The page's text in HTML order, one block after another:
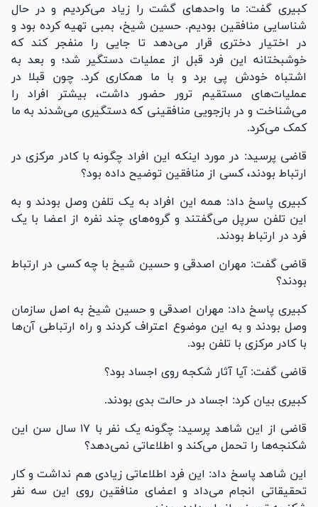
کبیری گفت: ما واحد‌های گشت را زیاد می‌کردیم و در حال
شناسایی منافقین بودیم. حسین شیخ، بمبی تهیه کرده بود و
در اختیار دختری قرار می‌دهد تا جایی را منفجر کند که
خوشبختانه این فرد قبل از عملیات دستگیر شد؛ و بعد به
اشتباه خودش پی برد و با ما همکاری کرد. چون قبلا در
عملیات‌های مستقیم ترور حضور داشت، بیشتر افراد را
می‌شناخت و در بازجویی منافقینی که دستگیری می‌شدند به ما
کمک می‌کرد.
قاضی پرسید: در مورد اینکه این افراد چگونه با کادر مرکزی در
ارتباط بودند، کسی از منافقین توضیح داده بود؟
کبیری پاسخ داد: همه این افراد به یک تلفن وصل بودند و به
این تلفن سرپل می‌گفتند و گروه‌های چند نفره از اعضا با یک
فرد در ارتباط بودند.
قاضی گفت: مهران اصدقی و حسین شیخ با چه کسی در ارتباط
بودند؟
کبیری پاسخ داد: مهران اصدقی و حسین شیخ به اصل سازمان
وصل بودند و به این موضوع اعتراف کردند و راه ارتباطی آن‌ها
با کادر مرکزی با تلفن بود.
قاضی گفت: آیا آثار شکجه روی اجساد بود؟
کبیری بیان کرد: اجساد در حالت بدی بودند.
قاضی از این شاهد پرسید: چگونه یک نفر با ۱۷ سال سن این
شکنجه‌ها را تحمل می‌کند و اطلاعاتی نمی‌دهد؟
این شاهد پاسخ داد: این فرد اطلاعاتی زیادی هم نداشت و کار
تحقیقاتی انجام می‌داد و اعضای منافقین روی این سه نفر